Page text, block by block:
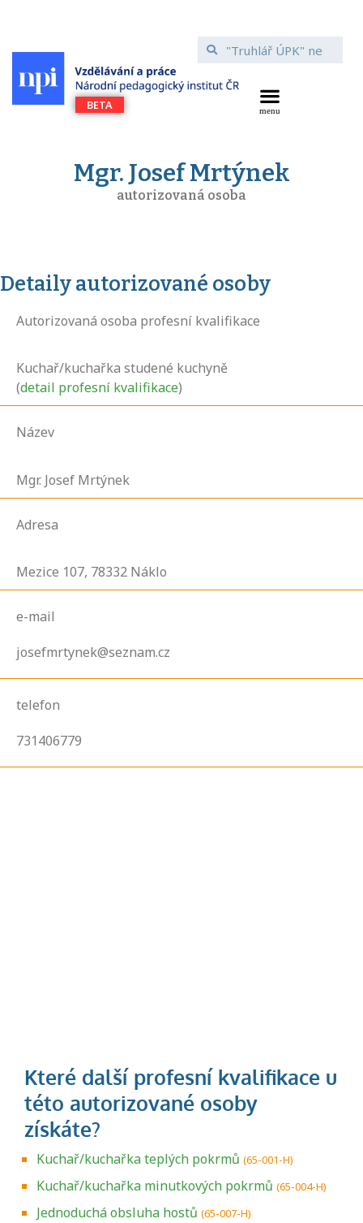
Mgr. Josef Mrtýnek
autorizovaná osoba
Detaily autorizované osoby
Autorizovaná osoba profesní kvalifikace
Kuchař/kuchařka studené kuchyně
(detail profesní kvalifikace)
Název
Mgr. Josef Mrtýnek
Adresa
Mezice 107, 78332 Náklo
e-mail
josefmrtynek@seznam.cz
telefon
731406779
Kuchař/kuchařka teplých pokrmů (65-001-H)
Kuchař/kuchařka minutkových pokrmů (65-004-H)
Jednoduchá obsluha hostů (65-007-H)